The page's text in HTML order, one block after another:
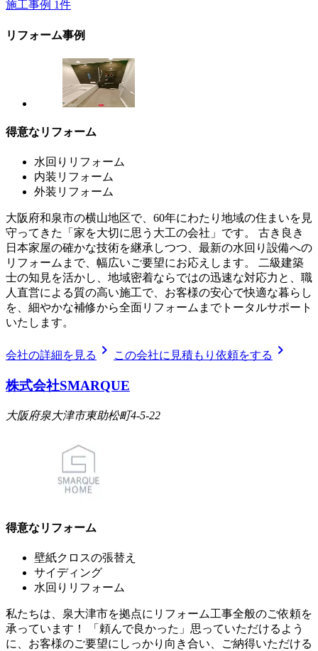
施工事例 1件
リフォーム事例
得意なリフォーム
水回りリフォーム
内装リフォーム
外装リフォーム
大阪府和泉市の横山地区で、60年にわたり地域の住まいを見
守ってきた「家を大切に思う大工の会社」です。 古き良き
日本家屋の確かな技術を継承しつつ、最新の水回り設備への
リフォームまで、幅広いご要望にお応えします。 二級建築
士の知見を活かし、地域密着ならではの迅速な対応力と、職
人直営による質の高い施工で、お客様の安心で快適な暮らし
を、細やかな補修から全面リフォームまでトータルサポート
いたします。
会社の詳細を見る chevron_right この会社に見積もり依頼をする chevron_right
株式会社SMARQUE
大阪府泉大津市東助松町4-5-22
得意なリフォーム
壁紙クロスの張替え
サイディング
水回りリフォーム
私たちは、泉大津市を拠点にリフォーム工事全般のご依頼を
承っています！ 「頼んで良かった」思っていただけるよう
に、お客様のご要望にしっかり向き合い、ご納得いただける